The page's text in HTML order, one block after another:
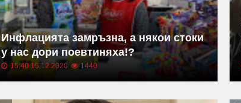
Инфлацията замръзна, а някои стоки
у нас дори поевтиняха!?
15:40 15.12.2020 1440